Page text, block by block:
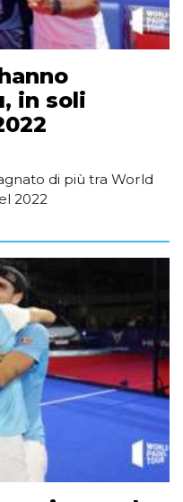
in soli
di più tra World
2022